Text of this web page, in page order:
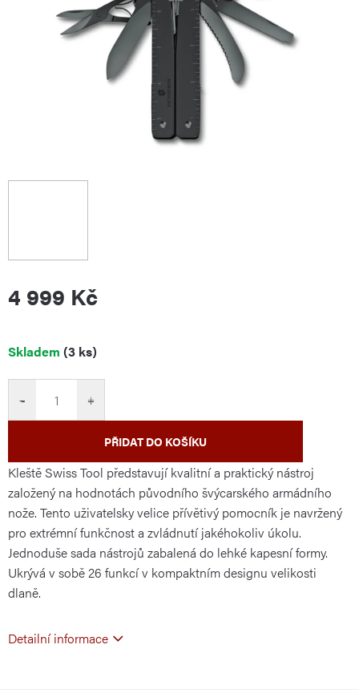
4 999 Kč
Měrná
Skladem (3 ks)
+
−
PŘIDAT DO KOŠÍKU
Kleště Swiss Tool představují kvalitní a praktický nástroj
založený na hodnotách původního švýcarského armádního
nože. Tento uživatelsky velice přívětivý pomocník je navržený
pro extrémní funkčnost a zvládnutí jakéhokoliv úkolu.
Jednoduše sada nástrojů zabalená do lehké kapesní formy.
Ukrývá v sobě 26 funkcí v kompaktním designu velikosti
dlaně.
Detailní informace